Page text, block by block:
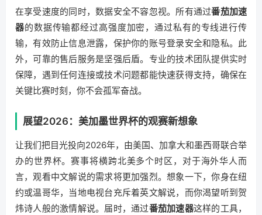
在享受速度的同时，数据安全不容忽视。所有通过番茄加速
器的数据传输都经过高强度加密，通过私有的专线进行传
输，有效防止信息泄露，保护你的账号登录安全和隐私。此
外，可靠的售后服务是坚强后盾。专业的技术团队提供实时
保障，遇到任何连接或技术问题都能快速获得支持，确保在
关键比赛时刻，你不会孤军奋战。
展望2026：美加墨世界杯的观赛新想象
让我们把目光投向2026年，由美国、加拿大和墨西哥联合举
办的世界杯。赛事将横跨北美多个时区，对于海外华人而
言，观看中文解说的需求将更加强烈。想象一下，你身在纽
约或温哥华，当地电视台充斥着英文解说，而你渴望听到贺
炜诗人般的激情解说。届时，通过番茄加速器这样的工具，